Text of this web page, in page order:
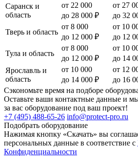
Саранск и
область
от 22 000
до 28 000 ₽
от 27
до 32
Тверь и область
от 8 000
до 12 000 ₽
от 10
до 12
Тула и область
от 8 000
до 12 000 ₽
от 10
до 14
Ярославль и
область
от 10 000
до 14 000 ₽
от 12
до 16
Сэкономьте время на подборе
Оставьте ваши контактные данные и
за вас оборудование под ваш проект!
+7 (495) 488-65-26 info@protect-pro.ru
Подобрать оборудование
Нажимая кнопку «Скачать» вы
персональных данные в соответствие с
Конфиденциальности